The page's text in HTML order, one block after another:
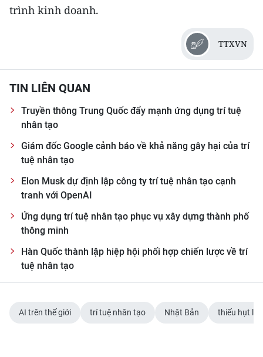
Bắc Trung Bộ
Đông Nam Bộ
Đồng bằng sông Cửu Long
Chuyên trang Hà Nội
Chuyên trang TP. Hồ Chí Minh
CHUYÊN ĐỀ
CÁC CHUYÊN TRANG
VỀ BÁO NHÂN DÂN
THỜI NAY
NHÂN DÂN CUỐI TUẦN
trình kinh doanh.
TTXVN
TIN LIÊN QUAN
Truyền thông Trung Quốc đẩy mạnh ứng dụng trí tuệ
nhân tạo
Giám đốc Google cảnh báo về khả năng gây hại của trí
tuệ nhân tạo
Elon Musk dự định lập công ty trí tuệ nhân tạo cạnh
tranh với OpenAI
Ứng dụng trí tuệ nhân tạo phục vụ xây dựng thành phố
thông minh
Hàn Quốc thành lập hiệp hội phối hợp chiến lược về trí
tuệ nhân tạo
AI trên thế giới trí tuệ nhân tạo Nhật Bản thiếu hụt